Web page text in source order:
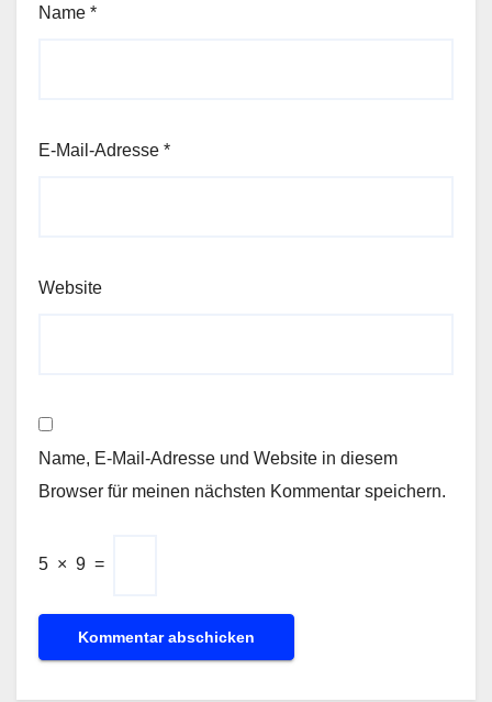
Name *
E-Mail-Adresse *
Website
Name, E-Mail-Adresse und Website in diesem
Browser für meinen nächsten Kommentar speichern.
5 × 9 =